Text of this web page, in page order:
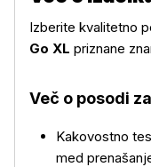
Izberite kvalitetno
Go XL priznane
Več o posodi
Kakovostno
med